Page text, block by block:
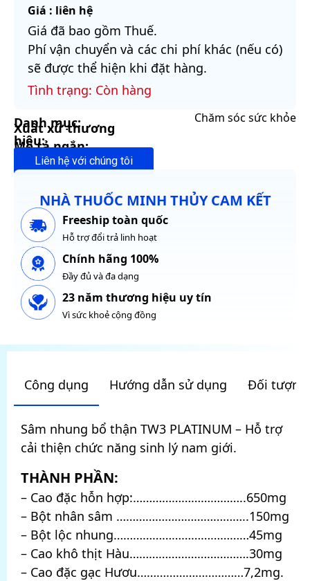
Giá : liên hệ
Giá đã bao gồm Thuế.
Phí vận chuyển và các chi phí khác (nếu có)
sẽ được thể hiện khi đặt hàng.
Tình trạng: Còn hàng
Danh mục:
Chăm sóc sức khỏe
Xuất xứ thương
hiệu:
Mô tả ngắn:
Liên hệ với chúng tôi
NHÀ THUỐC MINH THỦY CAM KẾT
Freeship toàn quốc
Hỗ trợ đổi trả linh hoạt
Chính hãng 100%
Đầy đủ và đa dạng
23 năm thương hiệu uy tín
Vì sức khoẻ cộng đồng
Công dụng Hướng dẫn sử dụng Đối tượng
Sâm nhung bổ thận TW3 PLATINUM – Hỗ trợ
cải thiện chức năng sinh lý nam giới.
THÀNH PHẦN:
– Cao đặc hỗn hợp:……………………………..650mg
– Bột nhân sâm …………………………………..150mg
– Bột lộc nhung……………………………………45mg
– Cao khô thịt Hàu……………………………….30mg
– Cao đặc gạc Hươu……………………………7,2mg.